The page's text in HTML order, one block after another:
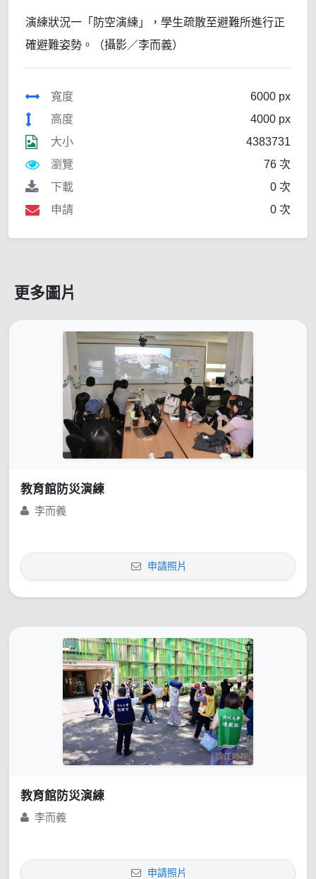
演練狀況一「防空演練」，學生疏散至避難所進行正
確避難姿勢。（攝影／李而義）
寬度
6000 px
高度
4000 px
大小
4383731
瀏覽
76 次
下載
0 次
申請
0 次
更多圖片
教育館防災演練
李而義
申請照片
教育館防災演練
李而義
申請照片